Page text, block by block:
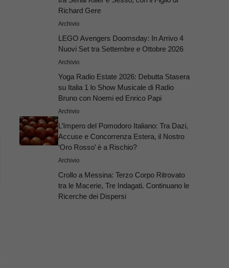
Richard Gere
Archivio
LEGO Avengers Doomsday: In Arrivo 4
Nuovi Set tra Settembre e Ottobre 2026
Archivio
Yoga Radio Estate 2026: Debutta Stasera
su Italia 1 lo Show Musicale di Radio
Bruno con Noemi ed Enrico Papi
Archivio
L’Impero del Pomodoro Italiano: Tra Dazi,
Accuse e Concorrenza Estera, il Nostro
‘Oro Rosso’ è a Rischio?
Archivio
Crollo a Messina: Terzo Corpo Ritrovato
tra le Macerie, Tre Indagati. Continuano le
Ricerche dei Dispersi